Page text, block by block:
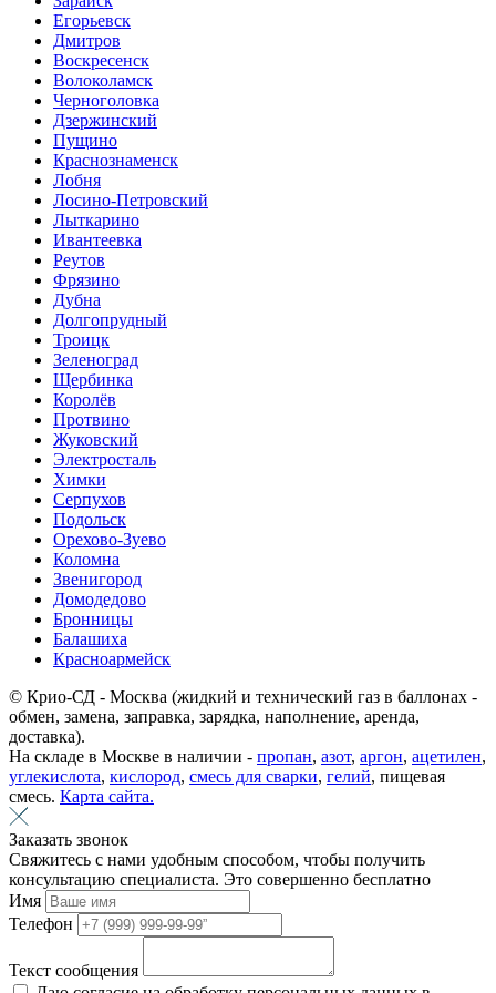
Егорьевск
Дмитров
Воскресенск
Волоколамск
Черноголовка
Дзержинский
Пущино
Краснознаменск
Лобня
Лосино-Петровский
Лыткарино
Ивантеевка
Реутов
Фрязино
Дубна
Долгопрудный
Троицк
Зеленоград
Щербинка
Королёв
Протвино
Жуковский
Электросталь
Химки
Серпухов
Подольск
Орехово-Зуево
Коломна
Звенигород
Домодедово
Бронницы
Балашиха
Красноармейск
© Крио-СД - Москва (жидкий и технический газ в баллонах -
обмен, замена, заправка, зарядка, наполнение, аренда,
доставка).
На складе в Москве в наличии - пропан, азот, аргон, ацетилен,
углекислота, кислород, смесь для сварки, гелий, пищевая
смесь. Карта сайта.
Заказать звонок
Свяжитесь с нами удобным способом, чтобы получить
консультацию специалиста. Это совершенно бесплатно
Имя
Телефон
Текст сообщения